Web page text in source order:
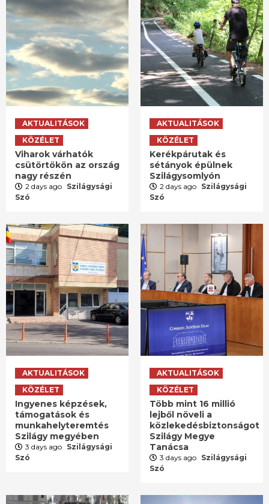
AKTUALITÁSOK
KÖZÉLET
Viharok várhatók
csütörtökön az ország
nagy részén
2 days ago Szilágysági
Szó
AKTUALITÁSOK
KÖZÉLET
Kerékpárutak és
sétányok épülnek
Szilágysomlyón
2 days ago Szilágysági
Szó
AKTUALITÁSOK
KÖZÉLET
Ingyenes képzések,
támogatások és
munkahelyteremtés
Szilágy megyében
3 days ago Szilágysági
Szó
AKTUALITÁSOK
KÖZÉLET
Több mint 16 millió
lejből növeli a
közlekedésbiztonságot
Szilágy Megye
Tanácsa
3 days ago Szilágysági
Szó